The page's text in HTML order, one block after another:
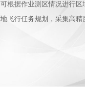
根据作业测区情况进行区
飞行任务规划，采集高精